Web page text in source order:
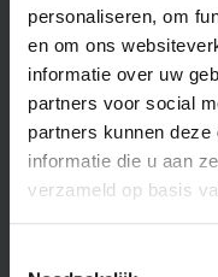
personaliseren, om
en om ons
informatie over uw
partners voor social
partners kunnen
informatie die u aan
verzameld op basis